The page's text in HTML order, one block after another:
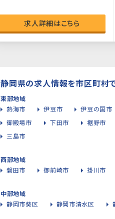
求人詳細はこちら
静岡県の求人情報を市区町村
東部地域
熱海市
伊豆市 伊豆の国市
御殿場市
下田市 裾野市
三島市
西部地域
磐田市
御前崎市 掛川市
中部地域
静岡市葵区
静岡市清水区